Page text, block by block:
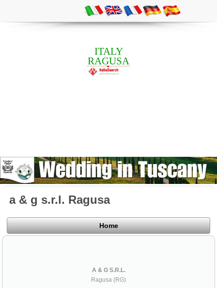
ITALY
RAGUSA
a & g s.r.l. Ragusa
Home
A & G S.R.L.
Ragusa (RG)